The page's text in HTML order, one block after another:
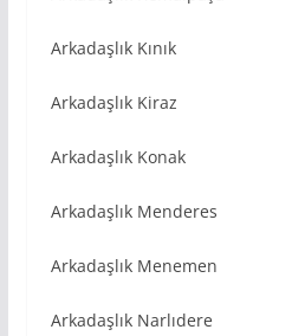
Arkadaşlık Kınık
Arkadaşlık Kiraz
Arkadaşlık Konak
Arkadaşlık Menderes
Arkadaşlık Menemen
Arkadaşlık Narlıdere